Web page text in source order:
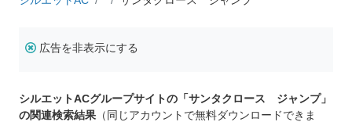
広告を非表示にする
シルエットACグループサイトの「サンタクロース ジャンプ」
の関連検索結果 （同じアカウントで無料ダウンロードできま